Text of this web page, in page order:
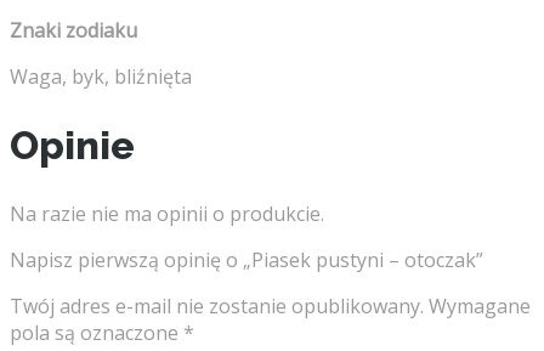
Znaki zodiaku
Waga, byk, bliźnięta
Opinie
Na razie nie ma opinii o produkcie.
Napisz pierwszą opinię o „Piasek pustyni – otoczak”
Twój adres e-mail nie zostanie opublikowany. Wymagane
pola są oznaczone *